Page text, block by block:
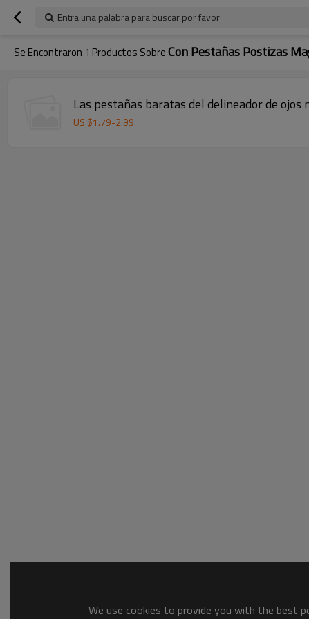
Entra una palabra para buscar por favor
Se Encontraron 1 Productos SobreCon Pestañas Postizas
Las pestañas baratas del delineador de
US $1.79-2.99
We use cookies to provide you with the best